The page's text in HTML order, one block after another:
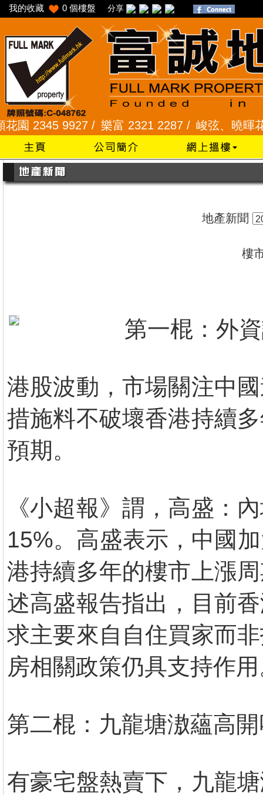
我的收藏 0 個樓盤 分享
9927 / 樂富 2321 2287 / 峻弦、曉暉花園
地產新聞
樓
第一棍：外
港股波動，市場關注中
措施料不破壞香港持續
預期。
《小超報》謂，高盛：
15%。高盛表示，中國
港持續多年的樓市上漲
述高盛報告指出，目前
求主要來自自住買家而
房相關政策仍具支持作
第二棍：九龍塘滶蘊高
有豪宅盤熱賣下，九龍